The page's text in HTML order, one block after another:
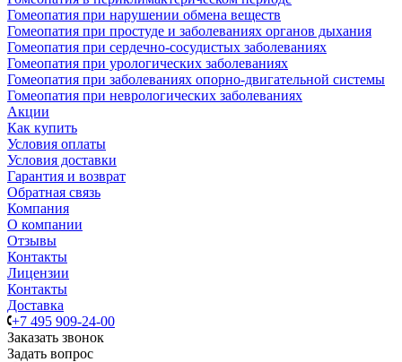
Гомеопатия при нарушении обмена веществ
Гомеопатия при простуде и заболеваниях органов дыхания
Гомеопатия при сердечно-сосудистых заболеваниях
Гомеопатия при урологических заболеваниях
Гомеопатия при заболеваниях опорно-двигательной системы
Гомеопатия при неврологических заболеваниях
Акции
Как купить
Условия оплаты
Условия доставки
Гарантия и возврат
Обратная связь
Компания
О компании
Отзывы
Контакты
Лицензии
Контакты
Доставка
+7 495 909-24-00
Заказать звонок
Задать вопрос